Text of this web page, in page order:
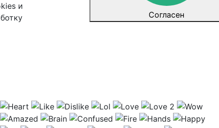
и
Согласен